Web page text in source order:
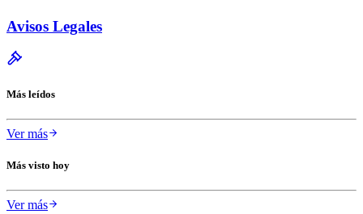
Avisos Legales
Más leídos
Ver más
Más visto hoy
Ver más